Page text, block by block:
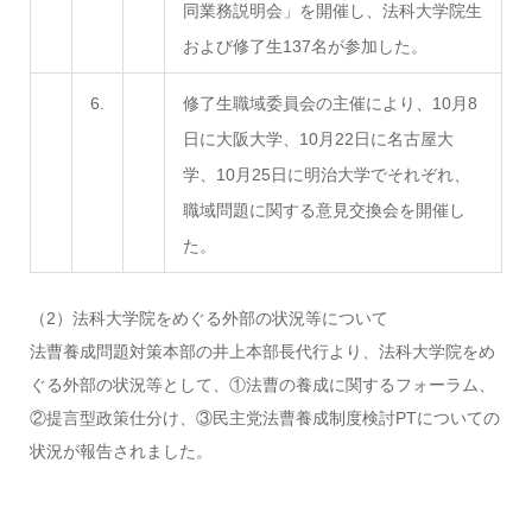
同業務説明会」を開催し、法科大学院生
および修了生137名が参加した。
6.
修了生職域委員会の主催により、10月8
日に大阪大学、10月22日に名古屋大
学、10月25日に明治大学でそれぞれ、
職域問題に関する意見交換会を開催し
た。
（2）法科大学院をめぐる外部の状況等について
法曹養成問題対策本部の井上本部長代行より、法科大学院をめ
ぐる外部の状況等として、①法曹の養成に関するフォーラム、
②提言型政策仕分け、③民主党法曹養成制度検討PTについての
状況が報告されました。